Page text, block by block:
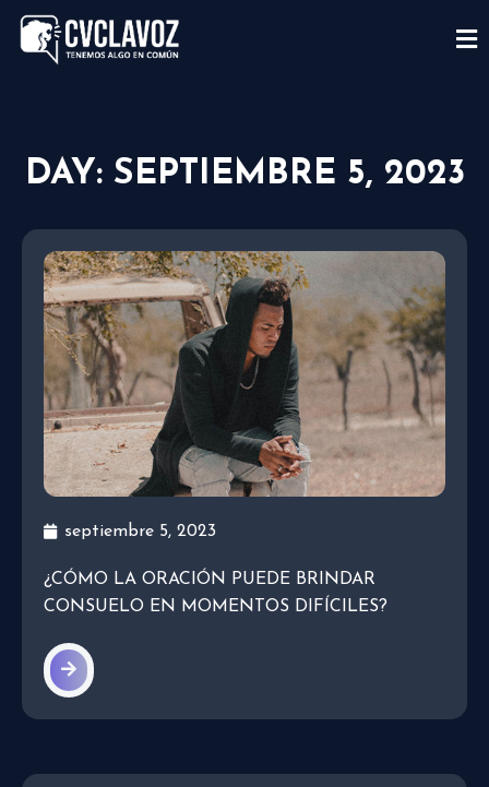
DAY: SEPTIEMBRE 5, 2023
septiembre 5, 2023
¿CÓMO LA ORACIÓN PUEDE BRINDAR
CONSUELO EN MOMENTOS DIFÍCILES?